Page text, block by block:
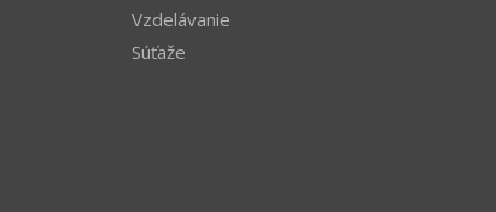
Vzdelávanie
Súťaže